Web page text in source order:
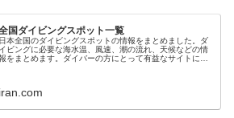
国ダイビングスポット一覧
日本全国のダイビングスポットの情報をまとめました。ダ
イビングに必要な海水温、風速、潮の流れ、天候などの情
をまとめます。ダイバーの方にとって有益なサイトにな